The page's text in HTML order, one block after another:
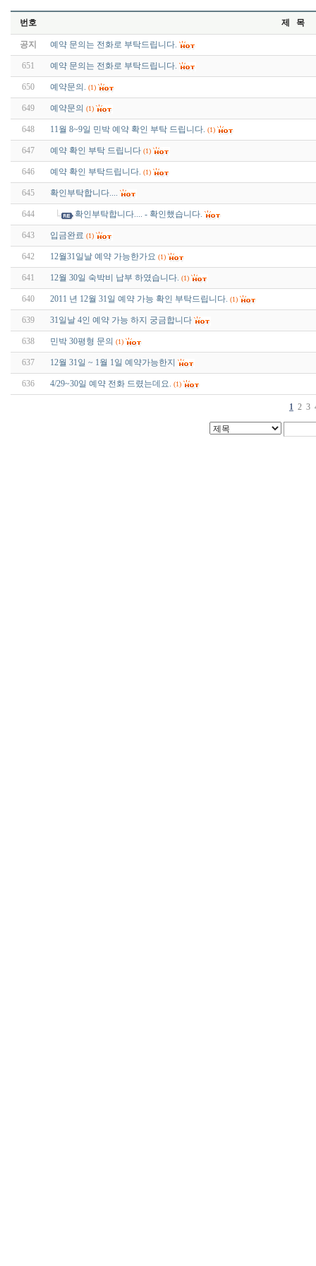
번호 제 목
공지 예약 문의는 전화로 부탁드립니다.
651 예약 문의는 전화로 부탁드립니다.
650 예약문의. (1)
649 예약문의 (1)
648 11월 8~9일 민박 예약 확인 부탁 드립니다. (1)
647 예약 확인 부탁 드립니다 (1)
646 예약 확인 부탁드립니다. (1)
645 확인부탁합니다....
644 확인부탁합니다.... - 확인했습니다.
643 입금완료 (1)
642 12월31일날 예약 가능한가요 (1)
641 12월 30일 숙박비 납부 하였습니다. (1)
640 2011 년 12월 31일 예약 가능 확인 부탁드립니다. (1)
639 31일날 4인 예약 가능 하지 궁금합니다
638 민박 30평형 문의 (1)
637 12월 31일 ~ 1월 1일 예약가능한지
636 4/29~30일 예약 전화 드렸는데요. (1)
1 2 3